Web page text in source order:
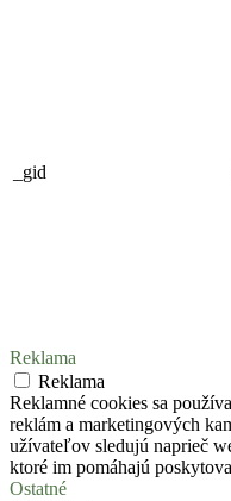
_gid
Reklama
Reklama
Reklamné cookies sa
reklám a marketingových
užívateľov sledujú naprieč
ktoré im pomáhajú
Ostatné